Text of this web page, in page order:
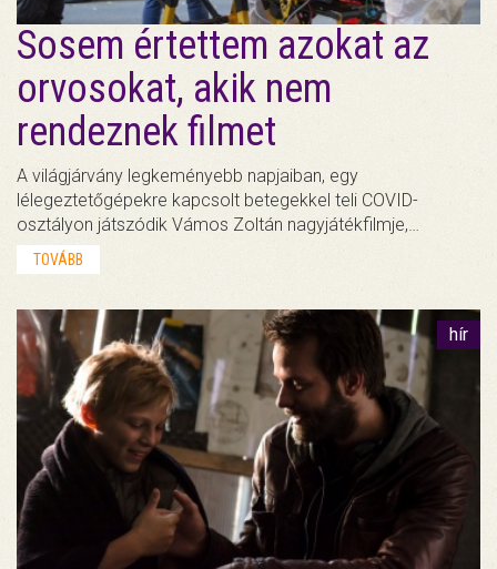
Sosem értettem azokat az
orvosokat, akik nem
rendeznek filmet
A világjárvány legkeményebb napjaiban, egy
lélegeztetőgépekre kapcsolt betegekkel teli COVID-
osztályon játszódik Vámos Zoltán nagyjátékfilmje,…
TOVÁBB
hír